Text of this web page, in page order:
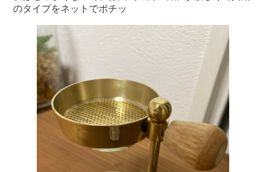
のタイプをネットでポチッ